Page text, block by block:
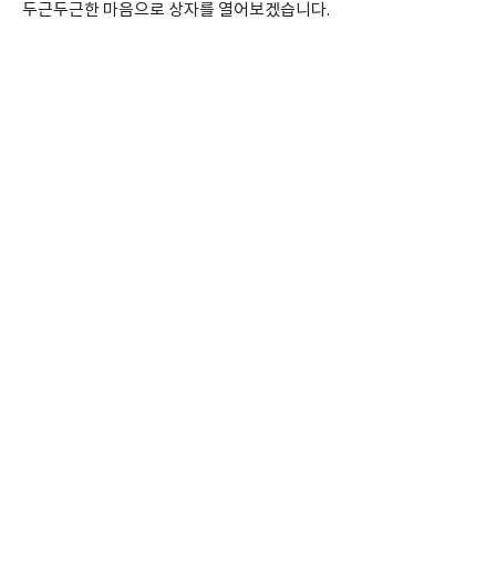
두근두근한 마음으로 상자를 열어보겠습니다.